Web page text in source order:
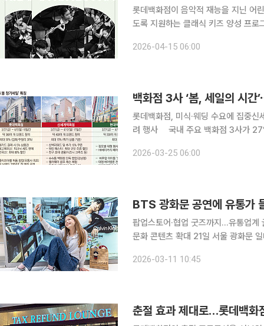
롯데백화점이 음악적 재능을 지닌 어
도록 지원하는 클래식 키즈 양성 프
15일 롯데백화점에 따르면 ‘롯데 키
2026-04-15 06:00
백화점 3사 ‘봄, 세일의 시
롯데백화점, 미식·웨딩 수요에 집중
려 행사 국내 주요 백화점 3사가 27일부터 일제히 봄 정기 세일에 돌입한다. 이번 세일은 단순한
로운 콘텐츠를 앞세운 것이 특징이다.
2026-03-25 06:00
BTS 광화문 공연에 유통가
팝업스토어·협업 굿즈까지…유통업
문화 콘텐츠 확대 21일 서울 광화문 일대에서 열리는 그룹 방탄소년단(BTS) 공연을 앞두고 유통업
해외 팬과 관광객 방문이 늘 것으로
2026-03-11 10:45
춘절 효과 제대로…롯데백